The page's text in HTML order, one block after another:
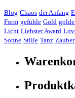
Blog Chaos der Anfang
Form gefühle Gold
Licht Liebster Award
Sonne Stille Tanz Zauber